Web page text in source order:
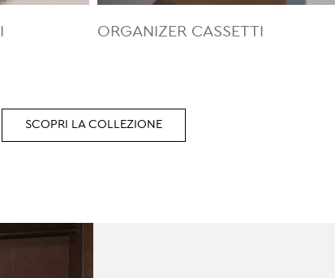
ORGANIZER CASSETTI
SCOPRI LA COLLEZIONE